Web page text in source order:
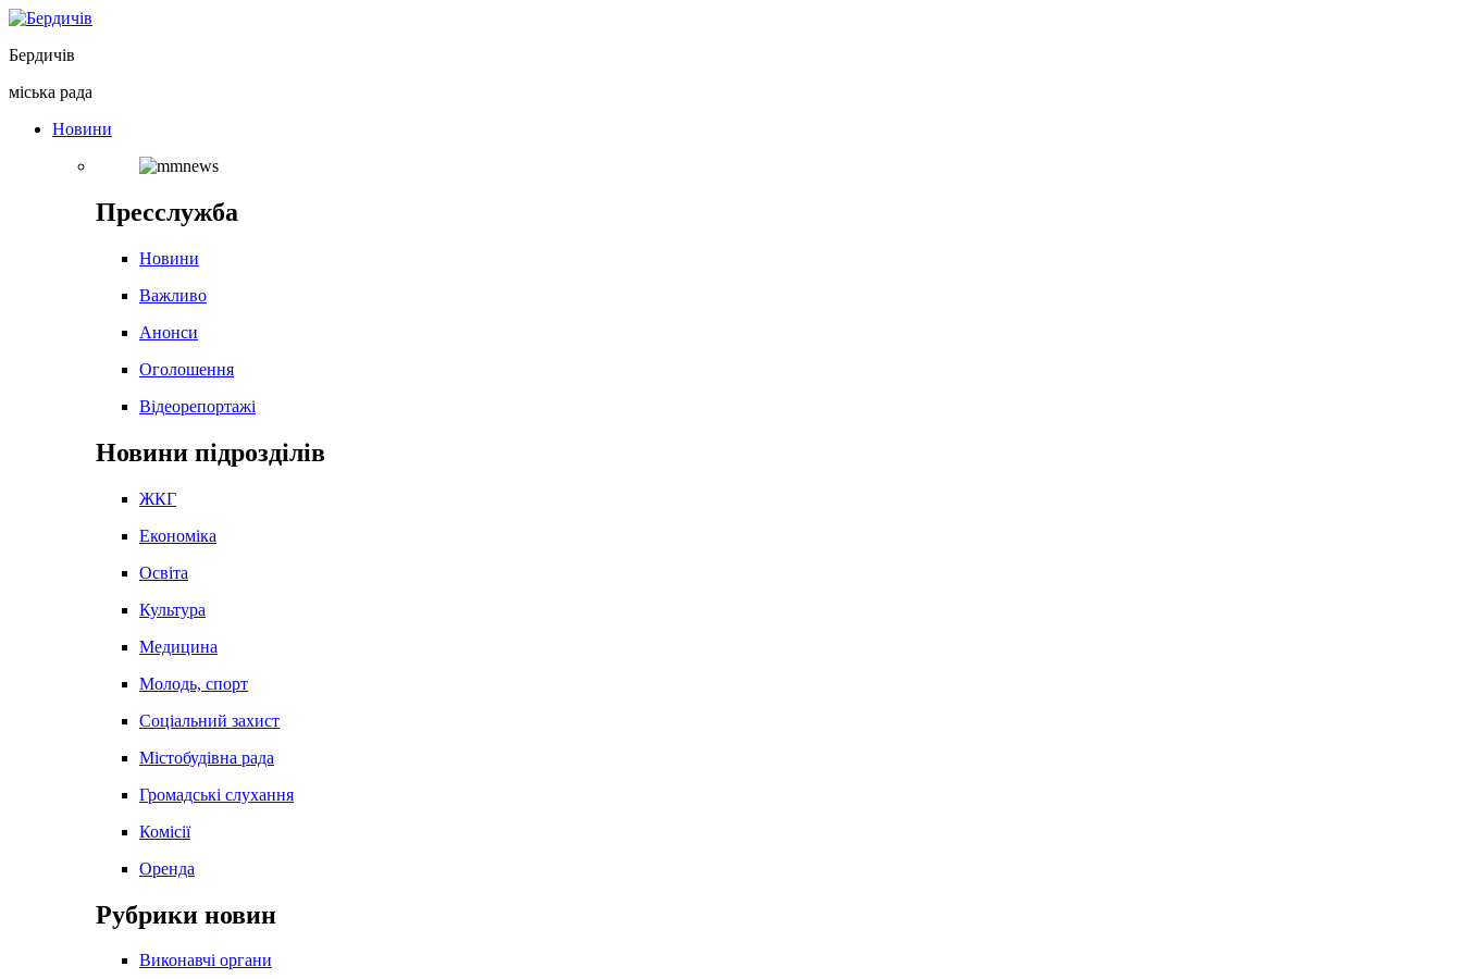
Перейти
вмісту
Бердичів
міська рада
Новини
Пресслужба
Новини
Важливо
Анонси
Оголошення
Відеорепортажі
Новини підрозділів
ЖКГ
Економіка
Освіта
Культура
Медицина
Молодь, спорт
Соціальний захист
Містобудівна рада
Громадські слухання
Комісії
Оренда
Рубрики новин
Виконавчі органи